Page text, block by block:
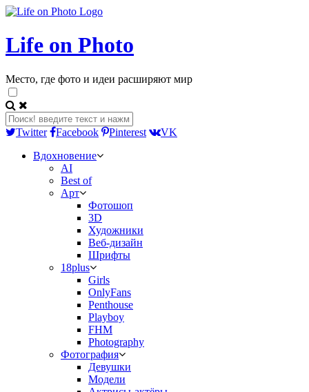
Life on Photo
Место, где фото и идеи расширяют мир
Twitter Facebook Pinterest
VK
Вдохновение
AI
Best of
Арт
Фотошоп
3D
Художники
Веб-дизайн
Шрифты
18plus
Girls
OnlyFans
Penthouse
Playboy
FHM
Photography
Фотография
Девушки
Модели